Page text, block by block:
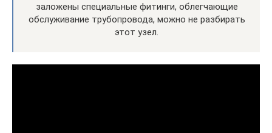
заложены специальные фитинги, облегчающие
обслуживание трубопровода, можно не разбирать
этот узел.